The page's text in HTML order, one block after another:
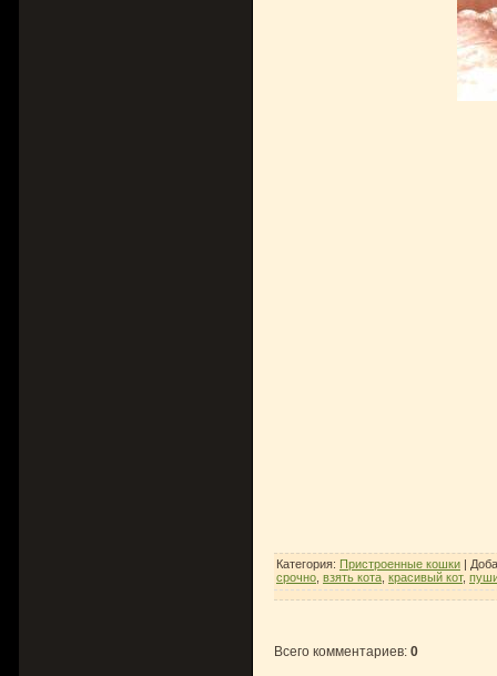
Категория: Пристроенные кошки |
срочно взять кота красивый кот,
Всего комментариев: 0